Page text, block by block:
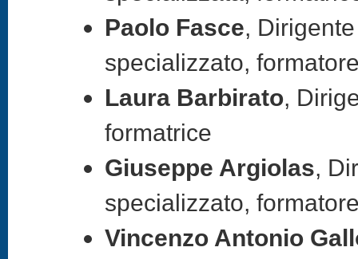
Paolo Fasce,
specializzato,
Laura Barbirato,
formatrice
Giuseppe Argiolas,
specializzato,
Vincenzo Antonio